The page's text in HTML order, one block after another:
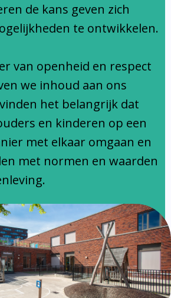
de kans geven zich
te ontwikkelen.
van openheid en respect
we inhoud aan ons
het belangrijk dat
en kinderen op een
met elkaar omgaan en
met normen en waarden